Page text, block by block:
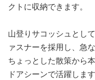
クトに収納できます。
山登りサコッシュとし
ァスナーを採用し、急
ちょっとした散策から
ドアシーンで活躍します